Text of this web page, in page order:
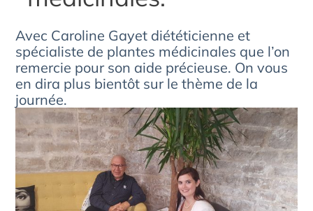
Avec Caroline Gayet diététicienne et
spécialiste de plantes médicinales que l’on
remercie pour son aide précieuse. On vous
en dira plus bientôt sur le thème de la
journée.